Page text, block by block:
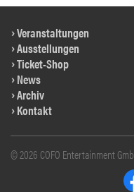
Veranstaltungen
Ausstellungen
Ticket-Shop
News
Archiv
Kontakt
© 2026 COFO Entertainment